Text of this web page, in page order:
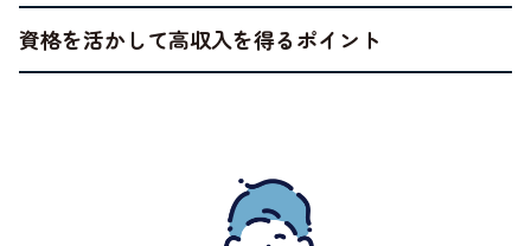
資格を活かして高収入を得るポイント